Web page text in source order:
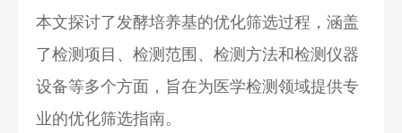
本文探讨了发酵培养基的优化筛选过程，涵盖
了检测项目、检测范围、检测方法和检测仪器
设备等多个方面，旨在为医学检测领域提供专
业的优化筛选指南。